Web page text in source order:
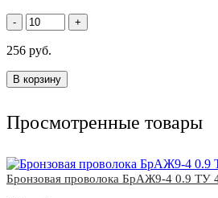
- +
256 руб.
В корзину
Просмотренные товары
Бронзовая проволока БрАЖ9-4 0.9 ТУ